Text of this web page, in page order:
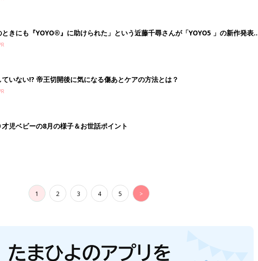
ときにも『YOYO®』に助けられた」という近藤千尋さんが「YOYO5 」の新作発表
」を愛用し続けている魅力とは!?
いない!? 帝王切開後に気になる傷あとケアの方法とは？
才児ベビーの8月の様子＆お世話ポイント
1 2 3 4 5 >